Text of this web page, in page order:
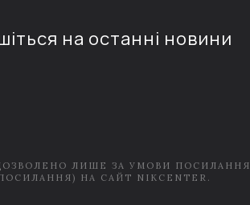
на останні новини
ЛИШЕ ЗА УМОВИ ПОСИЛАННЯ
НА САЙТ NIKCENTER.